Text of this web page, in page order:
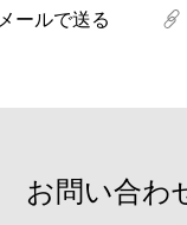
メールで送る
お問い合わ